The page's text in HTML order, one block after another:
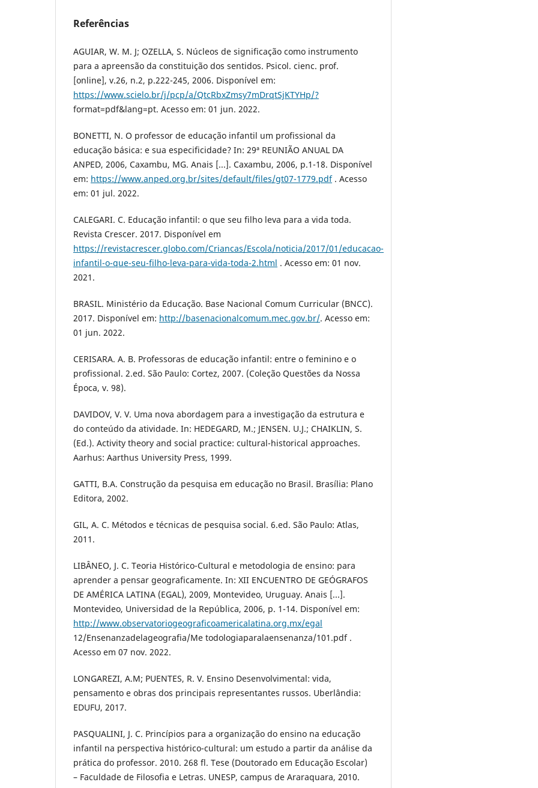
Referências
AGUIAR, W. M. J; OZELLA, S. Núcleos de significação como instrumento
para a apreensão da constituição dos sentidos. Psicol. cienc. prof.
[online], v.26, n.2, p.222-245, 2006. Disponível em:
https://www.scielo.br/j/pcp/a/QtcRbxZmsy7mDrqtSjKTYHp/?
format=pdf&lang=pt. Acesso em: 01 jun. 2022.
BONETTI, N. O professor de educação infantil um profissional da
educação básica: e sua especificidade? In: 29ª REUNIÃO ANUAL DA
ANPED, 2006, Caxambu, MG. Anais [...]. Caxambu, 2006, p.1-18. Disponível
em: https://www.anped.org.br/sites/default/files/gt07-1779.pdf. Acesso
em: 01 jul. 2022.
CALEGARI. C. Educação infantil: o que seu filho leva para a vida toda.
Revista Crescer. 2017. Disponível em
https://revistacrescer.globo.com/Criancas/Escola/noticia/2017/01/educacao-
infantil-o-que-seu-filho-leva-para-vida-toda-2.html . Acesso em: 01 nov.
2021.
BRASIL. Ministério da Educação. Base Nacional Comum Curricular (BNCC).
2017. Disponível em: http://basenacionalcomum.mec.gov.br/. Acesso em:
01 jun. 2022.
CERISARA. A. B. Professoras de educação infantil: entre o feminino e o
profissional. 2.ed. São Paulo: Cortez, 2007. (Coleção Questões da Nossa
Época, v. 98).
DAVIDOV, V. V. Uma nova abordagem para a investigação da estrutura e
do conteúdo da atividade. In: HEDEGARD, M.; JENSEN. U.J.; CHAIKLIN, S.
(Ed.). Activity theory and social practice: cultural-historical approaches.
Aarhus: Aarthus University Press, 1999.
GATTI, B.A. Construção da pesquisa em educação no Brasil. Brasília: Plano
Editora, 2002.
GIL, A. C. Métodos e técnicas de pesquisa social. 6.ed. São Paulo: Atlas,
2011.
LIBÂNEO, J. C. Teoria Histórico-Cultural e metodologia de ensino: para
aprender a pensar geograficamente. In: XII ENCUENTRO DE GEÓGRAFOS
DE AMÉRICA LATINA (EGAL), 2009, Montevideo, Uruguay. Anais [...].
Montevideo, Universidad de la República, 2006, p. 1-14. Disponível em:
http://www.observatoriogeograficoamericalatina.org.mx/egal
12/Ensenanzadelageografia/Me todologiaparalaensenanza/101.pdf .
Acesso em 07 nov. 2022.
LONGAREZI, A.M; PUENTES, R. V. Ensino Desenvolvimental: vida,
pensamento e obras dos principais representantes russos. Uberlândia:
EDUFU, 2017.
PASQUALINI, J. C. Princípios para a organização do ensino na educação
infantil na perspectiva histórico-cultural: um estudo a partir da análise da
prática do professor. 2010. 268 fl. Tese (Doutorado em Educação Escolar)
– Faculdade de Filosofia e Letras. UNESP, campus de Araraquara, 2010.